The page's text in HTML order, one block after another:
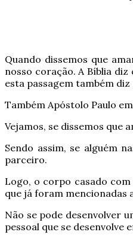
Quando dissemos que
nosso coração. A Bíblia
esta passagem também
Também Apóstolo Paulo
Vejamos, se dissemos que
Sendo assim, se alguém
parceiro.
Logo, o corpo casado
que já foram mencionadas
Não se pode desenvolver
pessoal que se desenvolve